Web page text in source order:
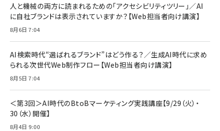
組織の成果を最大化する ルールのデザイン
￥1,980
Amazonランキングをもっと見る
技術基準適合】ブラック
￥5,990
ケーブル Anker絡まないケーブル 240W 結束バン
ド付き USB PD対応 シリコン素材採用 iPhone
17 / 16 / 15 / Galaxy iPad Pro MacBook
Pro/Air 各種対応 (1.8m ミッドナイトブラック)
￥1,890
サッポロ 生ビール 黒ラベル 350ml 缶 24本 ビー
ル ケース買い【6/30応募〆切! 黒ラベルビヤセラー
￥4,857
人と機械の両方に読まれるための「アクセシビリティツリー」／AI
に自社ブランドは表示されていますか？【Web担当者向け講演】
8月6日 7:04
AI検索時代“選ばれるブランド”はどう作る？／生成AI時代に求め
られる次世代Web制作フロー【Web担当者向け講演】
8月5日 7:04
＜第3回＞AI時代のBtoBマーケティング実践講座【9/29（火）・
30（水）開催】
8月4日 9:00